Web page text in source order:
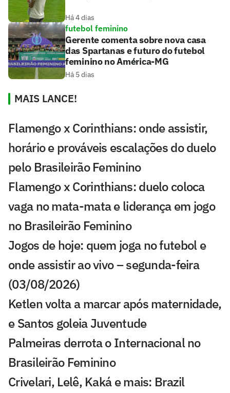
Há 4 dias
futebol feminino
Gerente comenta sobre nova casa
das Spartanas e futuro do futebol
feminino no América-MG
Há 5 dias
MAIS LANCE!
Flamengo x Corinthians: onde assistir,
horário e prováveis escalações do duelo
pelo Brasileirão Feminino
Flamengo x Corinthians: duelo coloca
vaga no mata-mata e liderança em jogo
no Brasileirão Feminino
Jogos de hoje: quem joga no futebol e
onde assistir ao vivo – segunda-feira
(03/08/2026)
Ketlen volta a marcar após maternidade,
e Santos goleia Juventude
Palmeiras derrota o Internacional no
Brasileirão Feminino
Crivelari, Lelê, Kaká e mais: Brazil